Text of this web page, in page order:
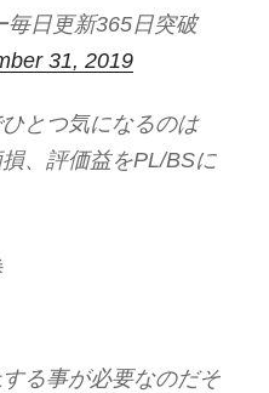
日更新365日突破
31, 2019
とつ気になるのは
、評価益をPL/BSに
る事が必要なのだそ